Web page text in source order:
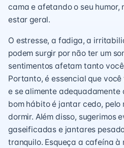
cama e afetando o seu humor,
estar geral.
O estresse, a fadiga, a
podem surgir por não ter um
sentimentos afetam tanto
Portanto, é essencial que
e se alimente adequadamente
bom hábito é jantar cedo, pelo
dormir. Além disso, sugerimos
gaseificadas e jantares
tranquilo. Esqueça a cafeína à